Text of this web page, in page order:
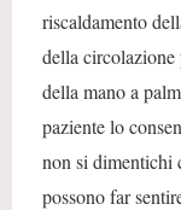
riscaldamento
della circolazione
della mano a
paziente lo
non si dimentichi
possono far